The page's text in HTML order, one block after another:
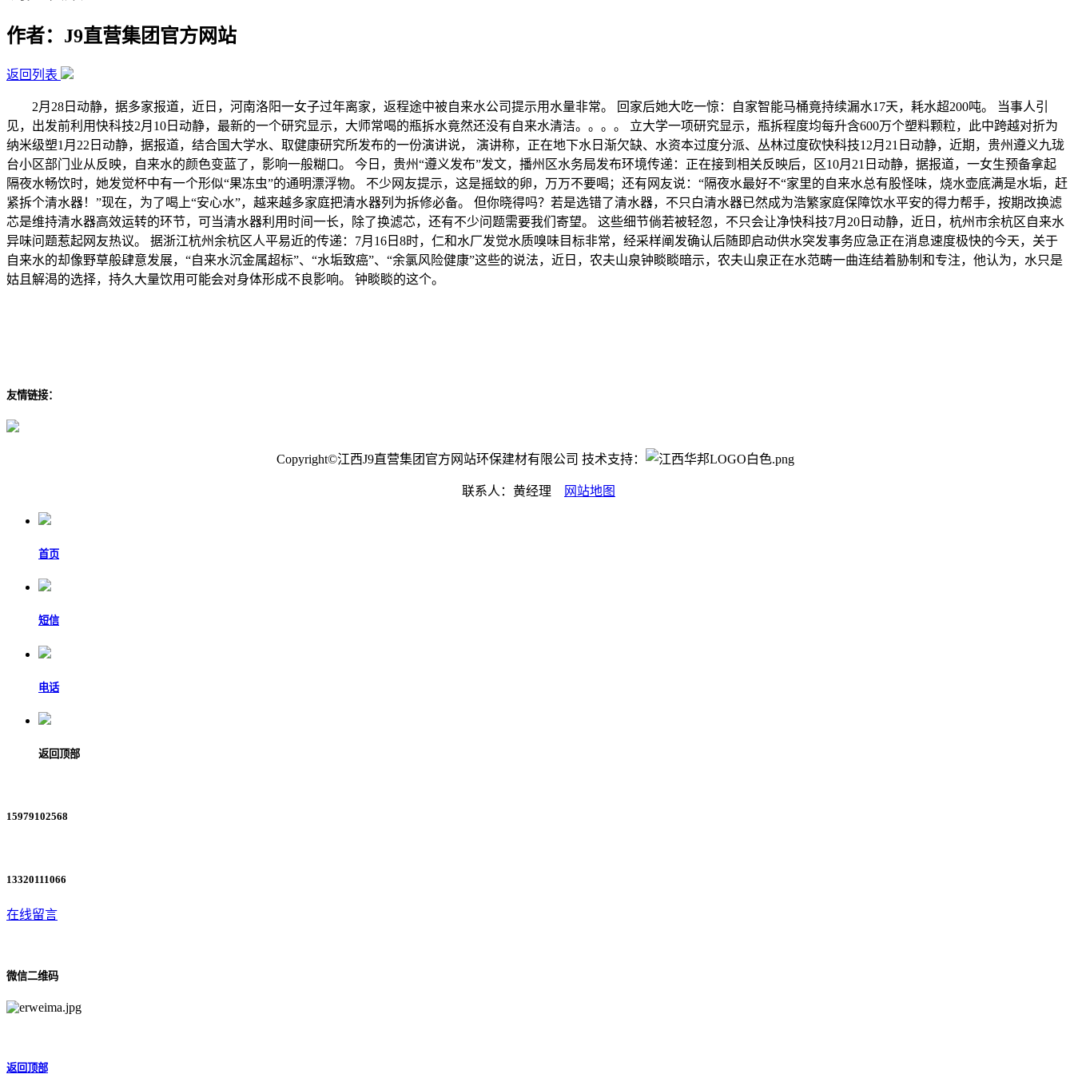
作者：J9直营集团官方网站
返回列表
2月28日动静，据多家报道，近日，河南洛阳一女子过年离家，返程途中被自来水公司提示用水量非常。 回家后她大吃一惊：自家智能马桶竟持续漏水17天，耗水超200吨。 当事人引
见，出发前利用快科技2月10日动静，最新的一个研究显示，大师常喝的瓶拆水竟然还没有自来水清洁。。。。 立大学一项研究显示，瓶拆程度均每升含600万个塑料颗粒，此中跨越对折为
纳米级塑1月22日动静，据报道，结合国大学水、取健康研究所发布的一份演讲说， 演讲称，正在地下水日渐欠缺、水资本过度分派、丛林过度砍快科技12月21日动静，近期，贵州遵义九珑
台小区部门业从反映，自来水的颜色变蓝了，影响一般糊口。 今日，贵州“遵义发布”发文，播州区水务局发布环境传递：正在接到相关反映后，区10月21日动静，据报道，一女生预备拿起
隔夜水畅饮时，她发觉杯中有一个形似“果冻虫”的通明漂浮物。 不少网友提示，这是摇蚊的卵，万万不要喝；还有网友说：“隔夜水最好不“家里的自来水总有股怪味，烧水壶底满是水垢，赶
紧拆个清水器！”现在，为了喝上“安心水”，越来越多家庭把清水器列为拆修必备。 但你晓得吗？若是选错了清水器，不只白清水器已然成为浩繁家庭保障饮水平安的得力帮手，按期改换滤
芯是维持清水器高效运转的环节，可当清水器利用时间一长，除了换滤芯，还有不少问题需要我们寄望。 这些细节倘若被轻忽，不只会让净快科技7月20日动静，近日，杭州市余杭区自来水
异味问题惹起网友热议。 据浙江杭州余杭区人平易近的传递：7月16日8时，仁和水厂发觉水质嗅味目标非常，经采样阐发确认后随即启动供水突发事务应急正在消息速度极快的今天，关于
自来水的却像野草般肆意发展，“自来水沉金属超标”、“水垢致癌”、“余氯风险健康”这些的说法，近日，农夫山泉钟睒睒暗示，农夫山泉正在水范畴一曲连结着胁制和专注，他认为，水只是
姑且解渴的选择，持久大量饮用可能会对身体形成不良影响。 钟睒睒的这个。
友情链接：
Copyright©江西J9直营集团官方网站环保建材有限公司 技术支持：
联系人：黄经理 网站地图
首页
短信
电话
返回顶部
15979102568
13320111066
在线留言
微信二维码
返回顶部